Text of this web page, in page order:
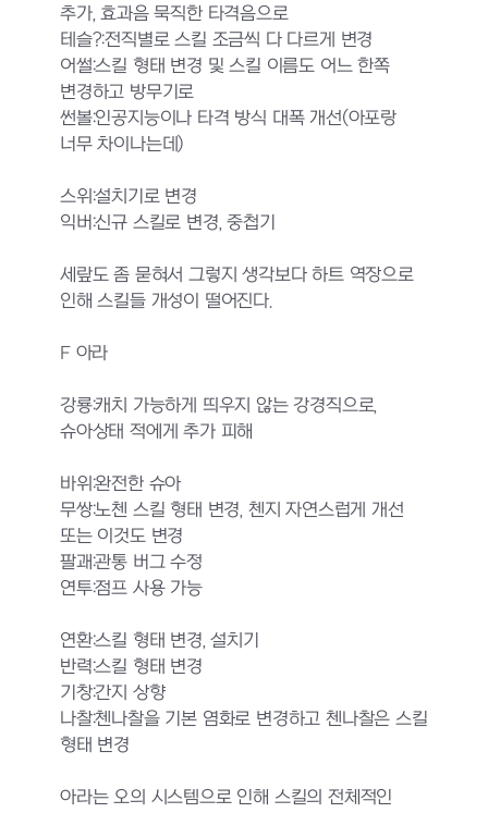
추가, 효과음 묵직한 타격음으로
테슬?:전직별로 스킬 조금씩 다 다르게 변경
어썰:스킬 형태 변경 및 스킬 이름도 어느 한쪽
변경하고 방무기로
썬볼:인공지능이나 타격 방식 대폭 개선(아포랑
너무 차이나는데)
스위:설치기로 변경
익버:신규 스킬로 변경, 중첩기
세랖도 좀 묻혀서 그렇지 생각보다 하트 역장으로
인해 스킬들 개성이 떨어진다.
F 아라
강룡:캐치 가능하게 띄우지 않는 강경직으로,
슈아상태 적에게 추가 피해
바위:완전한 슈아
무쌍:노첸 스킬 형태 변경, 첸지 자연스럽게 개선
또는 이것도 변경
팔괘:관통 버그 수정
연투:점프 사용 가능
연환:스킬 형태 변경, 설치기
반력:스킬 형태 변경
기창:간지 상향
나찰:첸나찰을 기본 염화로 변경하고 첸나찰은 스킬
형태 변경
아라는 오의 시스템으로 인해 스킬의 전체적인